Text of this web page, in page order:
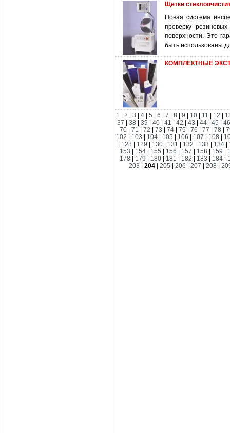
Щетки
Новая система
проверку
поверхности. Это
быть использованы
КОМПЛЕКТНЫЕ
1 2 3 4 5 6 7 8 9 10 11 12
37
|38 |39 |40 |41 |42 |43 |44 |45 |
70
71 72 73 74 75 76 77 78
102
103 104 105 106 107 108
128 129 130 131 132 133 134
153
154 155 156 157 158 159
178
179 180 181 182 183 184
203
|204 |205 |206 |207 |208 |